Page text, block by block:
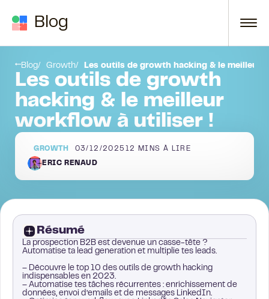
Blog
Blog Growth Les outils de growth hacking & le meilleur
Les outils de growth
hacking & le meilleur
workflow à utiliser !
GROWTH 03/12/2025 12 MINS À LIRE
ERIC RENAUD
Résumé
La prospection B2B est devenue un casse-tête ?
Automatise ta lead generation et multiplie tes leads.
– Découvre le top 10 des outils de growth hacking
indispensables en 2023.
– Automatise tes tâches récurrentes : enrichissement de
données, envoi d’emails et de messages LinkedIn.